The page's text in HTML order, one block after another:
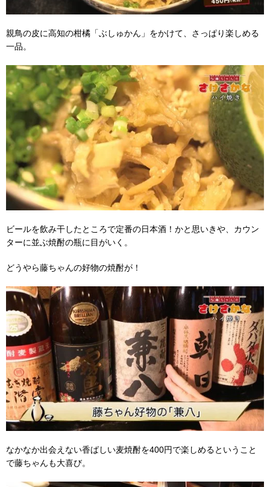
親鳥の皮に高知の柑橘「ぶしゅかん」をかけて、さっぱり楽しめる
一品。
ビールを飲み干したところで定番の日本酒！かと思いきや、カウン
ターに並ぶ焼酎の瓶に目がいく。
どうやら藤ちゃんの好物の焼酎が！
なかなか出会えない香ばしい麦焼酎を400円で楽しめるということ
で藤ちゃんも大喜び。